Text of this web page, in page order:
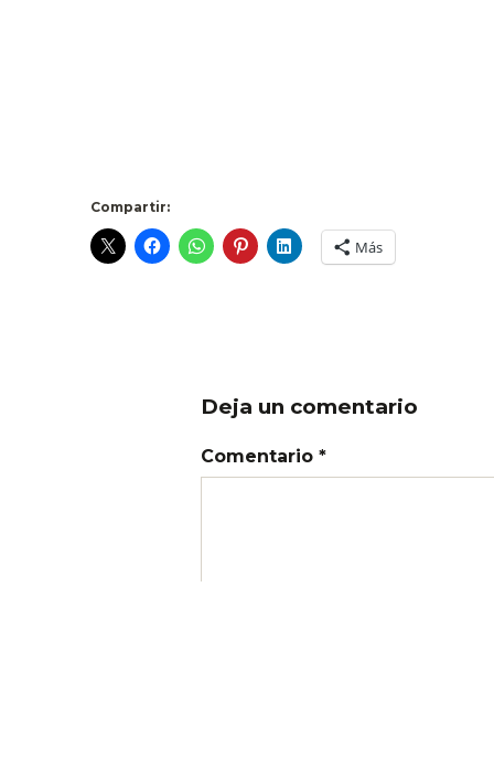
Compartir:
Más
Deja un comentario
Comentario *